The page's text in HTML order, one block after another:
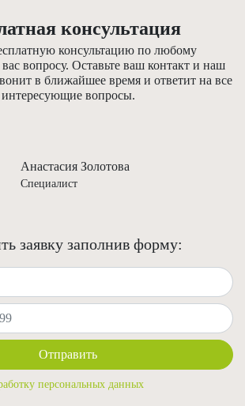
консультация
консультацию по любому
вопросу. Оставьте ваш контакт и наш
в ближайшее время и ответит на все
интересующие вопросы.
Анастасия Золотова
Специалист
заявку заполнив форму:
Отправить
персональных данных